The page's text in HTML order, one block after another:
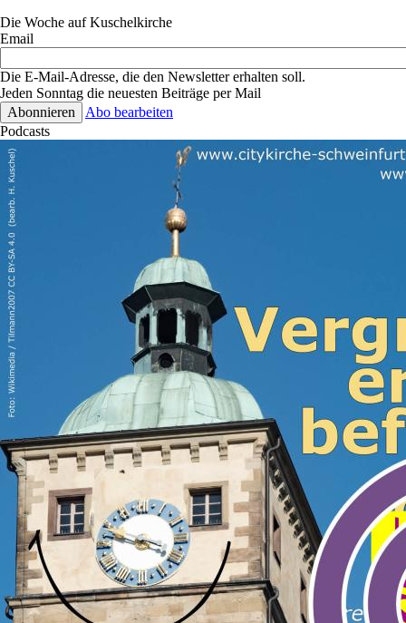
langer
Die Woche auf Kuschelkirche
Email
Die E-Mail-Adresse, die den Newsletter erhalten soll.
Jeden Sonntag die neuesten Beiträge per Mail
Abo bearbeiten
Podcasts